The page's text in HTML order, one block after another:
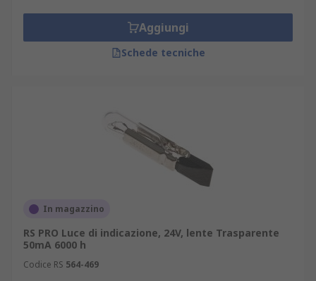
Aggiungi
Schede tecniche
In magazzino
RS PRO Luce di indicazione, 24V, lente Trasparente
50mA 6000 h
Codice RS 564-469